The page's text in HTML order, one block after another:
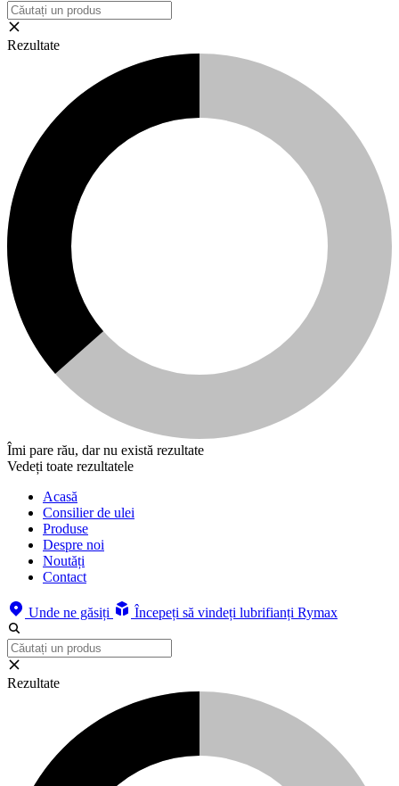
Rezultate
Îmi pare rău, dar nu există rezultate
Vedeți toate rezultatele
Acasă
Consilier de ulei
Produse
Despre noi
Noutăți
Contact
Unde ne găsiți Începeți să vindeți lubrifianți Rymax
Rezultate